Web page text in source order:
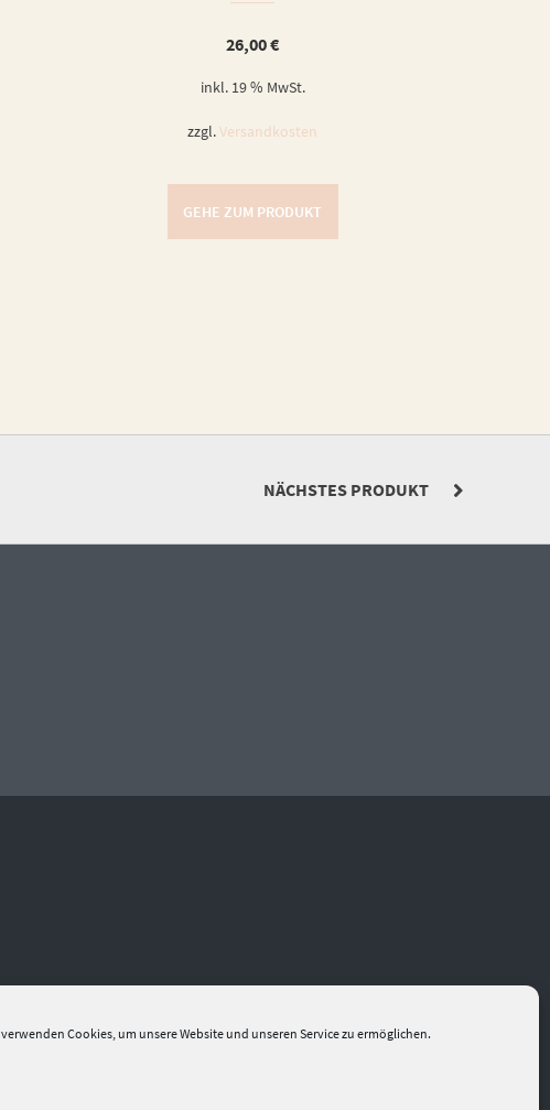
verwenden Cookies, um unsere Website und unseren Service zu ermöglichen.
26,00€
inkl. 19 % MwSt.
zzgl.Versandkosten
GEHE ZUM PRODUKT
NÄCHSTES PRODUKT